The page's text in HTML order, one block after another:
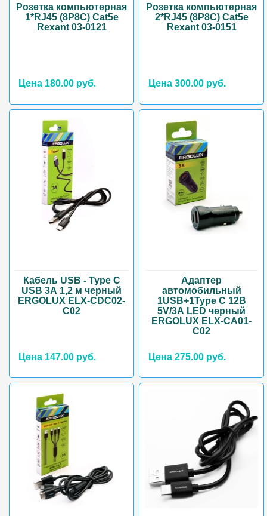
Розетка компьютерная
1*RJ45 (8P8C) Cat5e
Rexant 03-0121
Цена 180.00 руб.
Розетка компьютерная
2*RJ45 (8P8C) Cat5e
Rexant 03-0151
Цена 300.00 руб.
Кабель USB - Type C
USB 3А 1,2 м черный
ERGOLUX ELX-CDC02-
C02
Цена 147.00 руб.
Адаптер
автомобильный
1USB+1Type C 12B
5V/3А LED черный
ERGOLUX ELX-CA01-
C02
Цена 275.00 руб.